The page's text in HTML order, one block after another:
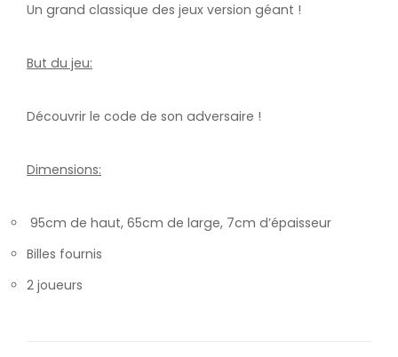
Un grand classique des jeux version géant !
But du jeu:
Découvrir le code de son adversaire !
Dimensions:
95cm de haut, 65cm de large, 7cm d’épaisseur
Billes fournis
2 joueurs